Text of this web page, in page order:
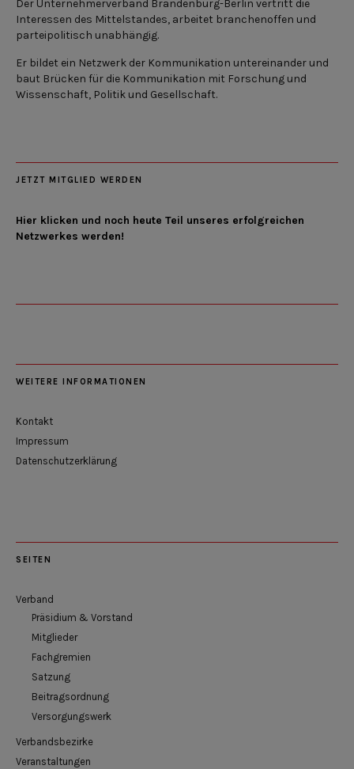
Der Unternehmerverband Brandenburg-Berlin vertritt die
Interessen des Mittelstandes, arbeitet branchenoffen und
parteipolitisch unabhängig.
Er bildet ein Netzwerk der Kommunikation untereinander und
baut Brücken für die Kommunikation mit Forschung und
Wissenschaft, Politik und Gesellschaft.
JETZT MITGLIED WERDEN
Hier klicken und noch heute Teil unseres erfolgreichen
Netzwerkes werden!
WEITERE INFORMATIONEN
Kontakt
Impressum
Datenschutzerklärung
SEITEN
Verband
Präsidium & Vorstand
Mitglieder
Fachgremien
Satzung
Beitragsordnung
Versorgungswerk
Verbandsbezirke
Veranstaltungen